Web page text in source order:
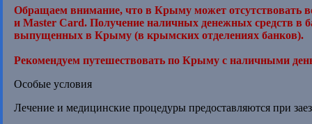
Обращаем внимание, что в Крыму может отсутствовать
и Master Card. Получение наличных денежных средств в
выпущенных в Крыму (в крымских отделениях банков).
Рекомендуем путешествовать по Крыму с наличными
Особые условия
Лечение и медицинские процедуры предоставляются при